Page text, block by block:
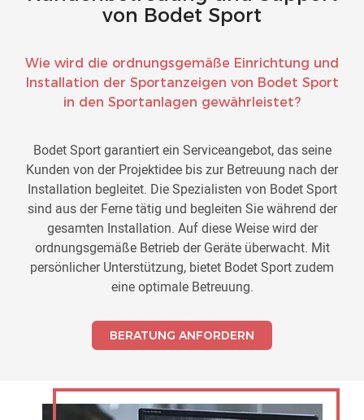
von Bodet Sport
Wie wird die ordnungsgemäße Einrichtung und
Installation der Sportanzeigen von Bodet Sport
in den Sportanlagen gewährleistet?
Bodet Sport garantiert ein Serviceangebot, das seine
Kunden von der Projektidee bis zur Betreuung nach der
Installation begleitet. Die Spezialisten von Bodet Sport
sind aus der Ferne tätig und begleiten Sie während der
gesamten Installation. Auf diese Weise wird der
ordnungsgemäße Betrieb der Geräte überwacht. Mit
persönlicher Unterstützung, bietet Bodet Sport zudem
eine optimale Betreuung.
BERATUNG ANFORDERN